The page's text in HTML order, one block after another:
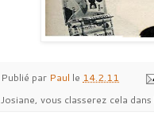
Publié par Paul le 14.2.11
Josiane, vous classerez cela